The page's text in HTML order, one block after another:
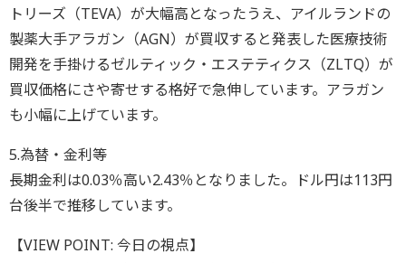
トリーズ（TEVA）が大幅高となったうえ、アイルランドの
製薬大手アラガン（AGN）が買収すると発表した医療技術
開発を手掛けるゼルティック・エステティクス（ZLTQ）が
買収価格にさや寄せする格好で急伸しています。アラガン
も小幅に上げています。
5.為替・金利等
長期金利は0.03％高い2.43％となりました。ドル円は113円
台後半で推移しています。
【VIEW POINT: 今日の視点】